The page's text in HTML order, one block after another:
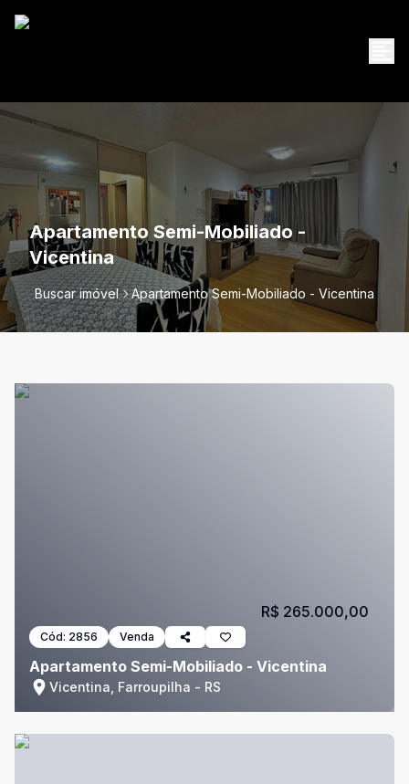
Apartamento Semi-Mobiliado -
Vicentina
Buscar imóvel Apartamento Semi-Mobiliado - Vicentina
Cód: 2856 Venda
Apartamento Semi-Mobiliado - Vicentina
Vicentina, Farroupilha - RS
R$ 265.000,00